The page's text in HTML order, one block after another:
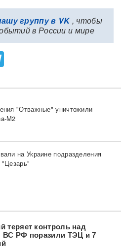
группу в VK, чтобы
в России и мире
"Отважные" уничтожили
M2
на Украине подразделения
теряет контроль над
ВС РФ поразили ТЭЦ и 7